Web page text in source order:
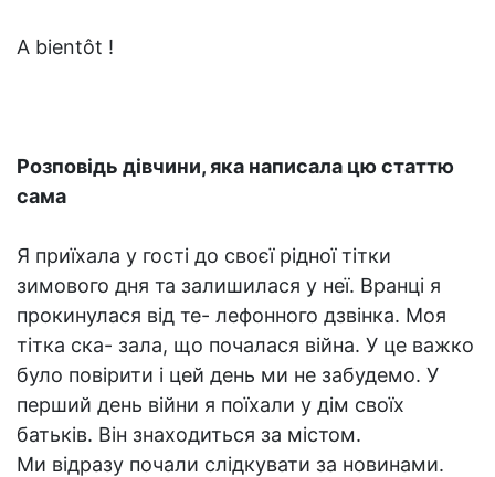
A bientôt !
Розповідь дівчини, яка написала цю статтю
сама
Я приїхала у гості до своєї рідної тітки
зимового дня та залишилася у неї. Вранці я
прокинулася від те- лефонного дзвінка. Моя
тітка ска- зала, що почалася війна. У це важко
було повірити і цей день ми не забудемо. У
перший день війни я поїхали у дім своїх
батьків. Він знаходиться за містом.
Ми відразу почали слідкувати за новинами.